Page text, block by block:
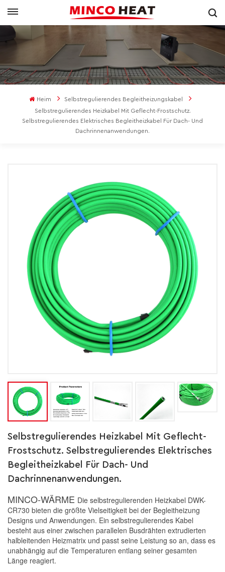
Heim
Selbstregulierendes Begleitheizungskabel
Selbstregulierendes Heizkabel Mit Geflecht-Frostschutz.
Selbstregulierendes Elektrisches Begleitheizkabel Für Dach- Und
Dachrinnenanwendungen.
Selbstregulierendes Heizkabel Mit Geflecht-
Frostschutz. Selbstregulierendes Elektrisches
Begleitheizkabel Für Dach- Und
Dachrinnenanwendungen.
MINCO-WÄRME Die selbstregulierenden Heizkabel DWK-
CR730 bieten die größte Vielseitigkeit bei der Begleitheizung
Designs und Anwendungen. Ein selbstregulierendes Kabel
besteht aus einer zwischen parallelen Busdrähten extrudierten
halbleitenden Heizmatrix und passt seine Leistung so an, dass es
unabhängig auf die Temperaturen entlang seiner gesamten
Länge reagiert.